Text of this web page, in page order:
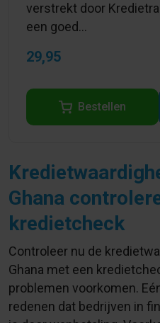
verstrekt door
een goed...
29,95
Bestellen
Ghana
kredietcheck
Controleer nu de
Ghana met een
problemen voorkomen.
redenen dat bedrijven in